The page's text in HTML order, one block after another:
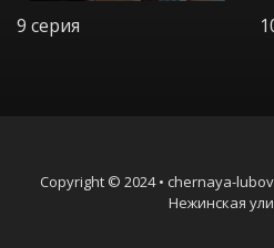
9 серия
Copyright © 2024 • chernaya-
Нежинская